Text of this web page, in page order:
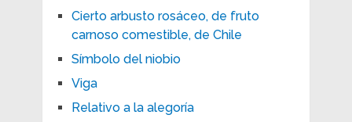
Cierto arbusto rosáceo, de fruto
carnoso comestible, de Chile
Símbolo del niobio
Viga
Relativo a la alegoría